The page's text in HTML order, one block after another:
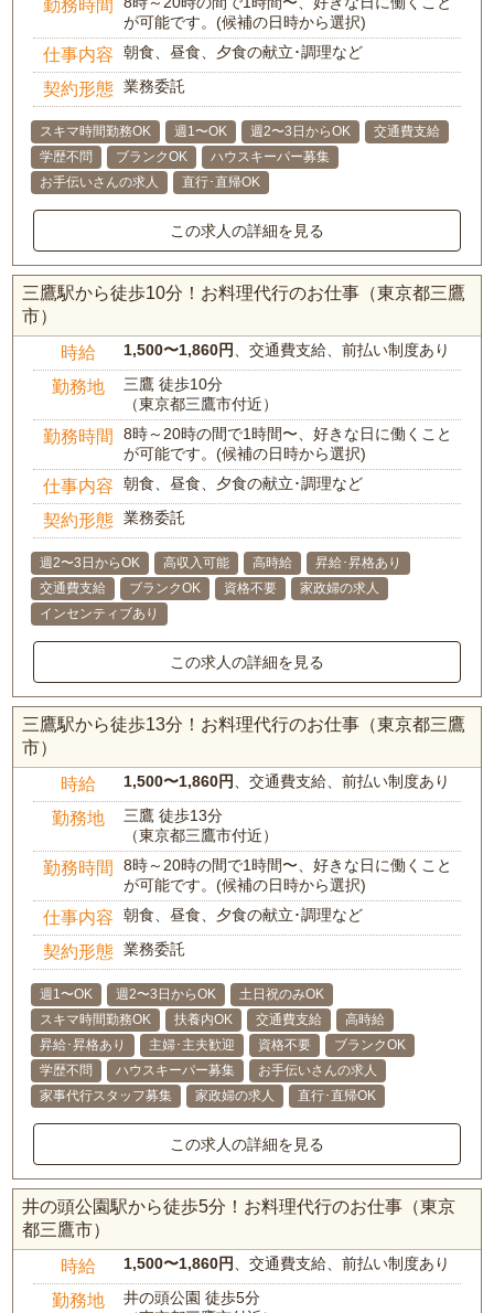
勤務時間
が可能です。(候補の日時から選択)
仕事内容 朝食、昼食、夕食の献立･調理など
契約形態 業務委託
スキマ時間勤務OK 週1〜OK 週2〜3日からOK
交通費支給
学歴不問
ブランクOK
ハウスキーパー募集
お手伝いさんの求人
直行･直帰OK
この求人の詳細を見る
三鷹駅から徒歩10分！お料理代行のお仕事（東京都三鷹
市）
時給 1,500〜1,860円 、交通費支給、前払い制度あり
勤務地
三鷹 徒歩10分
（東京都三鷹市付近）
勤務時間
8時～20時の間で1時間〜、好きな日に働くこと
が可能です。(候補の日時から選択)
仕事内容 朝食、昼食、夕食の献立･調理など
契約形態 業務委託
週2〜3日からOK 高収入可能 高時給
昇給･昇格あり
交通費支給
ブランクOK 資格不要
家政婦の求人
インセンティブあり
この求人の詳細を見る
三鷹駅から徒歩13分！お料理代行のお仕事（東京都三鷹
市）
時給 1,500〜1,860円 、交通費支給、前払い制度あり
勤務地
三鷹 徒歩13分
（東京都三鷹市付近）
勤務時間
8時～20時の間で1時間〜、好きな日に働くこと
が可能です。(候補の日時から選択)
仕事内容 朝食、昼食、夕食の献立･調理など
契約形態 業務委託
週1〜OK 週2〜3日からOK
土日祝のみOK
スキマ時間勤務OK
扶養内OK 交通費支給
高時給
昇給･昇格あり
主婦･主夫歓迎 資格不要
ブランクOK
学歴不問
ハウスキーパー募集
お手伝いさんの求人
家事代行スタッフ募集
家政婦の求人 直行･直帰OK
この求人の詳細を見る
井の頭公園駅から徒歩5分！お料理代行のお仕事（東京
都三鷹市）
時給 1,500〜1,860円 、交通費支給、前払い制度あり
勤務地
井の頭公園 徒歩5分